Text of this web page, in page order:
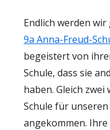
Endlich werden
9a Anna-Freud-
begeistert von
Schule, dass sie
haben. Gleich
Schule für
angekommen.